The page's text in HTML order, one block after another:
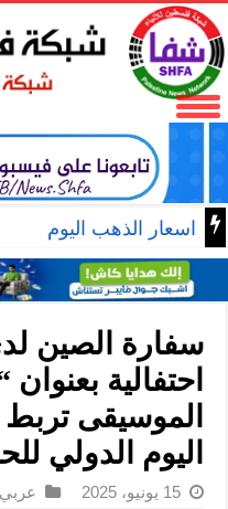
اسعار الذهب اليوم
سفارة الصين
احتفالية
الموسيقى تربط
اليوم الدولي
15 يونيو، 2025